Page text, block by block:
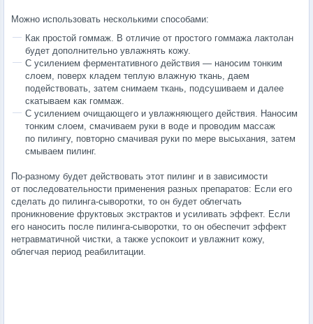
Можно использовать несколькими способами:
Как простой гоммаж. В отличие от простого гоммажа лактолан
будет дополнительно увлажнять кожу.
С усилением ферментативного действия — наносим тонким
слоем, поверх кладем теплую влажную ткань, даем
подействовать, затем снимаем ткань, подсушиваем и далее
скатываем как гоммаж.
С усилением очищающего и увлажняющего действия. Наносим
тонким слоем, смачиваем руки в воде и проводим массаж
по пилингу, повторно смачивая руки по мере высыхания, затем
смываем пилинг.
По-разному будет действовать этот пилинг и в зависимости
от последовательности применения разных препаратов: Если его
сделать до пилинга-сыворотки, то он будет облегчать
проникновение фруктовых экстрактов и усиливать эффект. Если
его наносить после пилинга-сыворотки, то он обеспечит эффект
нетравматичной чистки, а также успокоит и увлажнит кожу,
облегчая период реабилитации.